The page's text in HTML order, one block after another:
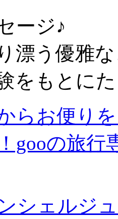
ージ♪
漂う優雅
をもとに
らお便り
gooの旅行
シェルジ